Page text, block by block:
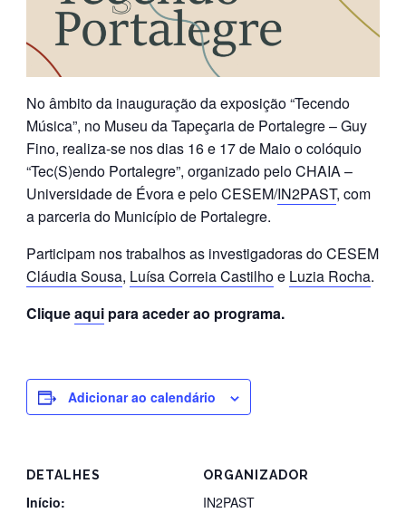
No âmbito da inauguração da exposição “Tecendo
Música”, no Museu da Tapeçaria de Portalegre – Guy
Fino, realiza-se nos dias 16 e 17 de Maio o colóquio
“Tec(S)endo Portalegre”, organizado pelo CHAIA –
Universidade de Évora e pelo CESEM/IN2PAST, com
a parceria do Município de Portalegre.
Participam nos trabalhos as investigadoras do CESEM
Cláudia Sousa, Luísa Correia Castilhoe Luzia Rocha.
Cliqueaqui para aceder ao programa.
Adicionar ao calendário
DETALHES
Início:
ORGANIZADOR
IN2PAST